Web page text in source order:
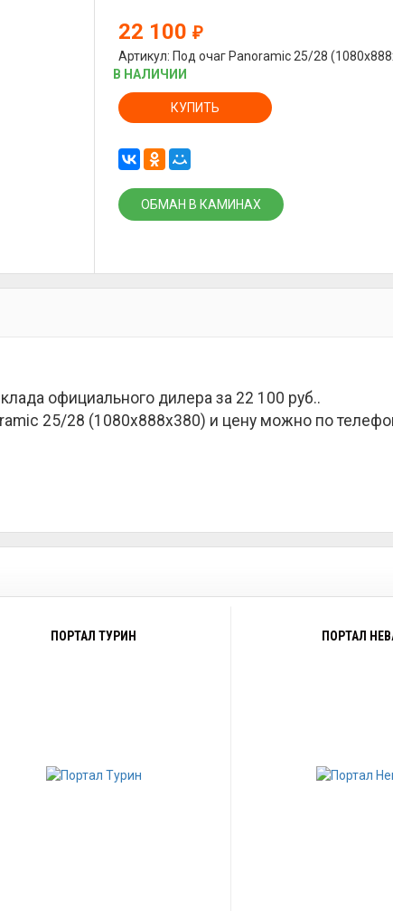
22 100₽
Артикул: Под очаг Panoramic 25/28
В НАЛИЧИИ
КУПИТЬ
ОБМАН В КАМИНАХ
официального дилера за 22 100 руб..
25/28 (1080x888x380) и цену можно по
ПОРТАЛ ТУРИН ПОРТАЛ